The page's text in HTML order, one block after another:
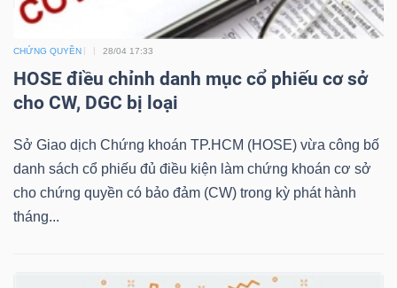
CHỨNG QUYỀN 28/04 17:33
HOSE điều chỉnh danh mục cổ phiếu cơ sở
cho CW, DGC bị loại
Sở Giao dịch Chứng khoán TP.HCM (HOSE) vừa công bố
danh sách cổ phiếu đủ điều kiện làm chứng khoán cơ sở
cho chứng quyền có bảo đảm (CW) trong kỳ phát hành
tháng...
MÔ
NGÀNH
DOANH
NGHIỆP